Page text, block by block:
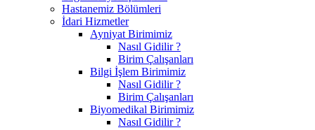
Hastanemiz Bölümleri
İdari Hizmetler
Ayniyat Birimimiz
Nasıl Gidilir ?
Birim Çalışanları
Bilgi İşlem Birimimiz
Nasıl Gidilir ?
Birim Çalışanları
Biyomedikal Birimimiz
Nasıl Gidilir ?